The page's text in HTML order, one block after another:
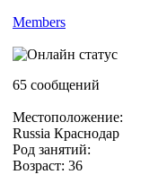
Members
65 сообщений
Местоположение:
Russia Краснодар
Род занятий:
Возраст: 36